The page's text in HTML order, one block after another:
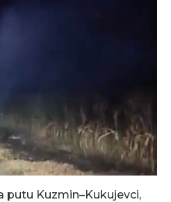
putu Kuzmin–Kukujevci,